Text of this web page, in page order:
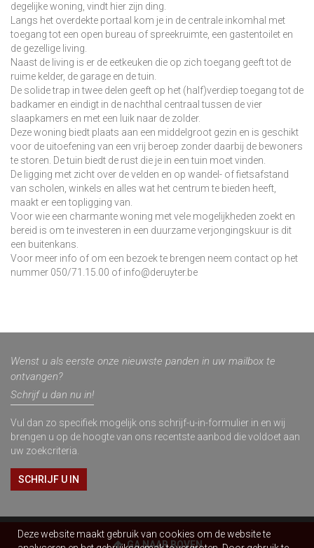
degelijke woning, vindt hier zijn ding.
Langs het overdekte portaal kom je in de centrale inkomhal met
toegang tot een open bureau of spreekruimte, een gastentoilet en
de gezellige living.
Naast de living is er de eetkeuken die op zich toegang geeft tot de
ruime kelder, de garage en de tuin.
De solide trap in twee delen geeft op het (half)verdiep toegang tot de
badkamer en eindigt in de nachthal centraal tussen de vier
slaapkamers en met een luik naar de zolder.
Deze woning biedt plaats aan een middelgroot gezin en is geschikt
voor de uitoefening van een vrij beroep zonder daarbij de bewoners
te storen. De tuin biedt de rust die je in een tuin moet vinden.
De ligging met zicht over de velden en op wandel- of fietsafstand
van scholen, winkels en alles wat het centrum te bieden heeft,
maakt er een topligging van.
Voor wie een charmante woning met vele mogelijkheden zoekt en
bereid is om te investeren in een duurzame verjongingskuur is dit
een buitenkans.
Voor meer info of om een bezoek te brengen neem contact op het
nummer 050/71.15.00 of info@deruyter.be
Wenst u als eerste onze nieuwste panden in uw mailbox te
ontvangen?
Schrijf u dan nu in!
Vul dan zo specifiek mogelijk ons schrijf-u-in-formulier in en wij
brengen u op de hoogte van ons recentste aanbod die voldoet aan
uw zoekcriteria.
SCHRIJF U IN
GA NAAR BOVEN
Deze website maakt gebruik van cookies om de website te